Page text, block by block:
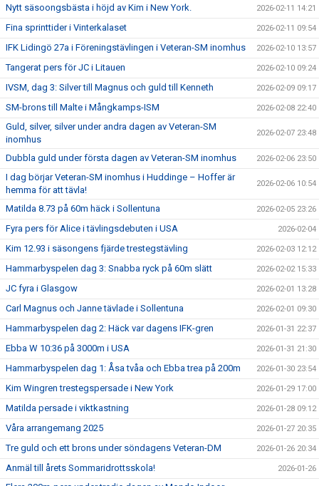
Nytt säsoongsbästa i höjd av Kim i New York. 2026-02-11 14:21
Fina sprinttider i Vinterkalaset 2026-02-11 09:54
IFK Lidingö 27a i Föreningstävlingen i Veteran-SM inomhus 2026-02-10 13:57
Tangerat pers för JC i Litauen 2026-02-10 09:24
IVSM, dag 3: Silver till Magnus och guld till Kenneth 2026-02-09 09:17
SM-brons till Malte i Mångkamps-ISM 2026-02-08 22:40
Guld, silver, silver under andra dagen av Veteran-SM
inomhus
2026-02-07 23:48
Dubbla guld under första dagen av Veteran-SM inomhus 2026-02-06 23:50
I dag börjar Veteran-SM inomhus i Huddinge – Hoffer är
hemma för att tävla!
2026-02-06 10:54
Matilda 8.73 på 60m häck i Sollentuna 2026-02-05 23:26
Fyra pers för Alice i tävlingsdebuten i USA 2026-02-04
Kim 12.93 i säsongens fjärde trestegstävling 2026-02-03 12:12
Hammarbyspelen dag 3: Snabba ryck på 60m slätt 2026-02-02 15:33
JC fyra i Glasgow 2026-02-01 13:28
Carl Magnus och Janne tävlade i Sollentuna 2026-02-01 09:30
Hammarbyspelen dag 2: Häck var dagens IFK-gren 2026-01-31 22:37
Ebba W 10:36 på 3000m i USA 2026-01-31 21:30
Hammarbyspelen dag 1: Åsa tvåa och Ebba trea på 200m 2026-01-30 23:54
Kim Wingren trestegspersade i New York 2026-01-29 17:00
Matilda persade i viktkastning 2026-01-28 09:12
Våra arrangemang 2025 2026-01-27 20:35
Tre guld och ett brons under söndagens Veteran-DM 2026-01-26 20:34
Anmäl till årets Sommaridrottsskola! 2026-01-26